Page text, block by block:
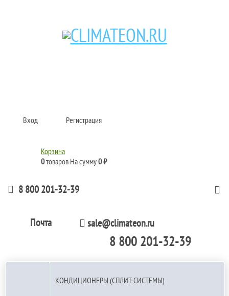
Кондиционеры и сплит-системы, газовые котлы, тепловые завесы, водяные
Вход Регистрация
Корзина
0товаров На сумму0 ₽
8 800 201-32-39
Почта sale@climateon.ru
8 800 201-32-39
КОНДИЦИОНЕРЫ (СПЛИТ-СИСТЕМЫ)